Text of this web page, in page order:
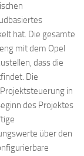
hat. Die gesamte
mit dem Opel
dass die
Die
in
des Projektes
über den